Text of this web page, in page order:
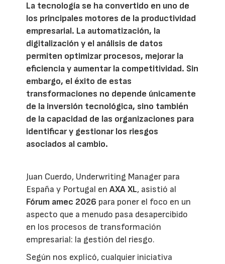
La tecnología se ha convertido en uno de
los principales motores de la productividad
empresarial. La automatización, la
digitalización y el análisis de datos
permiten optimizar procesos, mejorar la
eficiencia y aumentar la competitividad. Sin
embargo, el éxito de estas
transformaciones no depende únicamente
de la inversión tecnológica, sino también
de la capacidad de las organizaciones para
identificar y gestionar los riesgos
asociados al cambio.
Juan Cuerdo, Underwriting Manager para
España y Portugal enAXA XL, asistió al
Fórum amec 2026 para poner el foco en un
aspecto que a menudo pasa desapercibido
en los procesos de transformación
empresarial: la gestión del riesgo.
Según nos explicó, cualquier iniciativa